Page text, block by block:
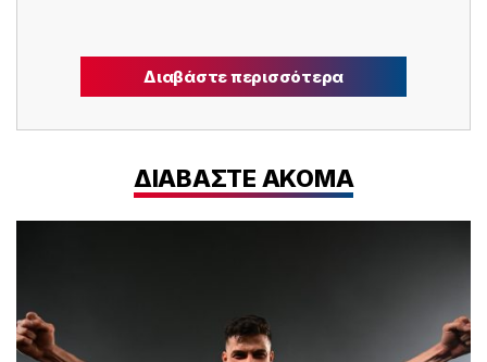
Διαβάστε περισσότερα
ΔΙΑΒΑΣΤΕ ΑΚΟΜΑ